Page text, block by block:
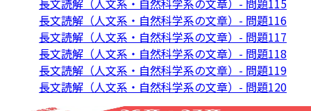
長文読解（人文系・自然科学系の文章）- 問題115
長文読解（人文系・自然科学系の文章）- 問題116
長文読解（人文系・自然科学系の文章）- 問題117
長文読解（人文系・自然科学系の文章）- 問題118
長文読解（人文系・自然科学系の文章）- 問題119
長文読解（人文系・自然科学系の文章）- 問題120